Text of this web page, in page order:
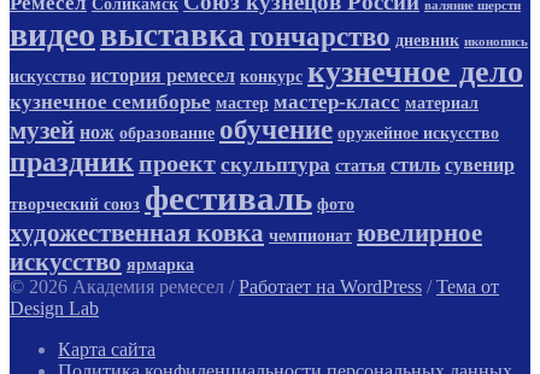
Соликамск валяние шерсти
видеовыставка гончарство дневник иконопись
искусство история ремесел конкурс кузнечное дело
кузнечное семиборье мастер мастер-класс материал
музей нож образование обучение оружейное искусство
праздникпроект скульптура статья стиль сувенир
творческий союз фестиваль фото
художественная ковка чемпионат ювелирное
искусство ярмарка
© 2026 Академия ремесел / Работает на WordPress / Тема от
Design Lab
Карта сайта